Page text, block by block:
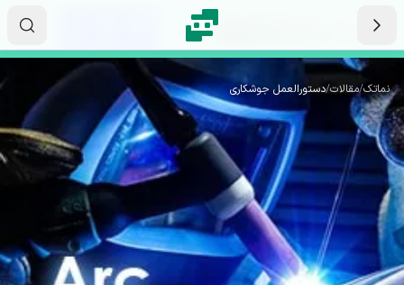
نماتک/مقالات/دستورالعمل جوشکاری